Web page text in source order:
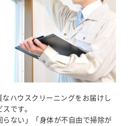
ハウスクリーニングをお届けし
です。
らない」「身体が不自由で掃除が